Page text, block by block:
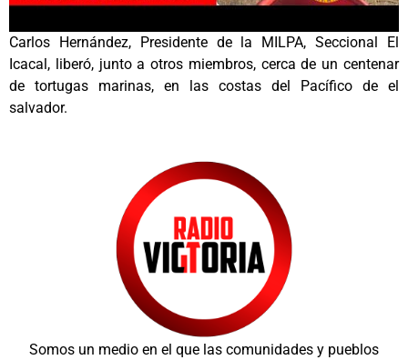
Carlos Hernández, Presidente de la MILPA, Seccional El
Icacal, liberó, junto a otros miembros, cerca de un centenar
de tortugas marinas, en las costas del Pacífico de el
salvador.
Somos un medio en el que las comunidades y pueblos